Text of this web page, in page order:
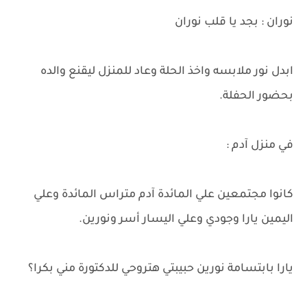
نوران : بجد يا قلب نوران
ابدل نور ملابسه واخذ الحلة وعاد للمنزل ليقنع والده
بحضور الحفلة.
في منزل آدم :
كانوا مجتمعين علي المائدة آدم متراس المائدة وعلي
اليمين يارا وجودي وعلي اليسار أسر ونورين.
يارا بابتسامة نورين حبيبتي هتروحي للدكتورة مني بكرا؟